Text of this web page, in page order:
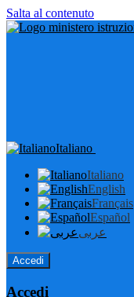
Salta al contenuto
Italiano
Italiano
English
Français
Español
عربى
Accedi
Accedi